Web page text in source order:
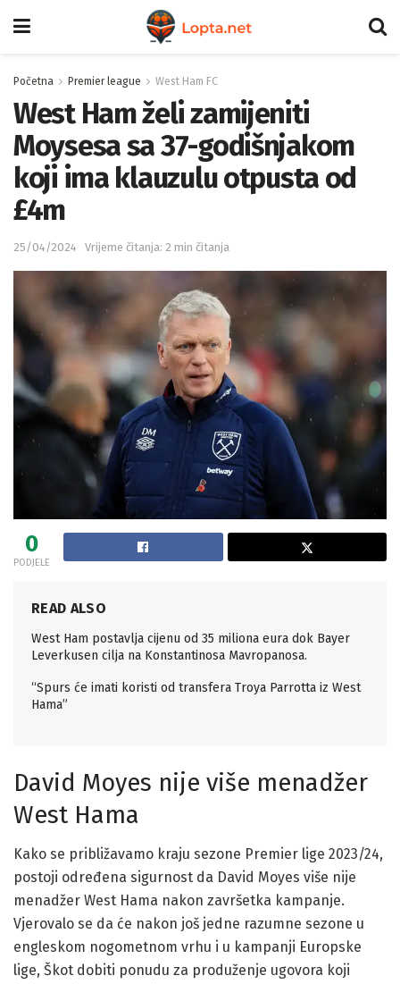
Početna Premier league West Ham FC
West Ham želi zamijeniti
Moysesa sa 37-godišnjakom
koji ima klauzulu otpusta od
£4m
25/04/2024 Vrijeme čitanja: 2 min čitanja
0
PODJELE
READ ALSO
West Ham postavlja cijenu od 35 miliona eura dok Bayer
Leverkusen cilja na Konstantinosa Mavropanosa.
“Spurs će imati koristi od transfera Troya Parrotta iz West
Hama”
David Moyes nije više menadžer
West Hama
Kako se približavamo kraju sezone Premier lige 2023/24,
postoji određena sigurnost da David Moyes više nije
menadžer West Hama nakon završetka kampanje.
Vjerovalo se da će nakon još jedne razumne sezone u
engleskom nogometnom vrhu i u kampanji Europske
lige, Škot dobiti ponudu za produženje ugovora koji